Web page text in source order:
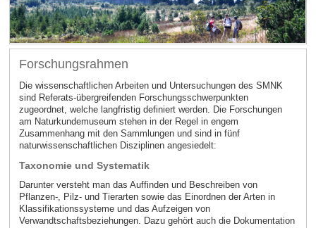
Forschungsrahmen
Die wissenschaftlichen Arbeiten und Untersuchungen des SMNK
sind Referats-übergreifenden Forschungsschwerpunkten
zugeordnet, welche langfristig definiert werden. Die Forschungen
am Naturkundemuseum stehen in der Regel in engem
Zusammenhang mit den Sammlungen und sind in fünf
naturwissenschaftlichen Disziplinen angesiedelt:
Taxonomie und Systematik
Darunter versteht man das Auffinden und Beschreiben von
Pflanzen-, Pilz- und Tierarten sowie das Einordnen der Arten in
Klassifikationssysteme und das Aufzeigen von
Verwandtschaftsbeziehungen. Dazu gehört auch die Dokumentation